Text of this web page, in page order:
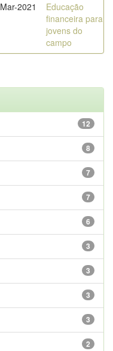
2021
Educação
financeira para
jovens do
campo
12
8
7
7
6
3
3
3
3
2